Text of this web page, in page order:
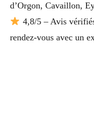
d’Orgon, Cavaillon,
4,8/5 – Avis
rendez-vous avec un